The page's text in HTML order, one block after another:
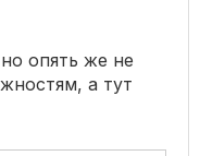
опять же не
а тут